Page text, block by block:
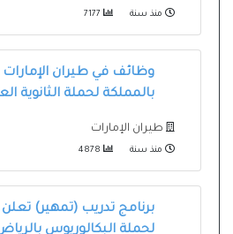
منذ سنة
وظائف في طيران
بالمملكة لحملة الثانوية
طيران الإمارات
منذ سنة
برنامج تدريب (تمهير)
لحملة البكالوريوس